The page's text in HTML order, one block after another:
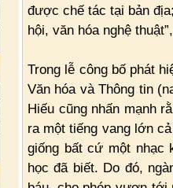
được chế tác tại bản
hội, văn hóa nghệ
Trong lễ công bố phát
Văn hóa và Thông tin
Hiếu cũng nhấn mạnh
ra một tiếng vang lớn
giống bất cứ một nhạc
học đã biết. Do đó,